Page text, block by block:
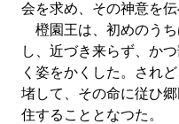
会を求め、その神意を伝
橙園王は、初めのう
し、近づき来らず、か
く姿をかくした。され
堵して、その命に従ひ
住することとなつた。